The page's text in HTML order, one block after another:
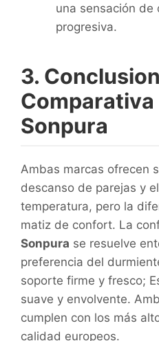
una sensación de
progresiva.
3.
Comparativa
Sonpura
Ambas marcas ofrecen
descanso de parejas y
temperatura, pero la
matiz de confort. La
Sonpura se resuelve
preferencia del
soporte firme y fresco;
suave y envolvente.
cumplen con los más
calidad europeos.